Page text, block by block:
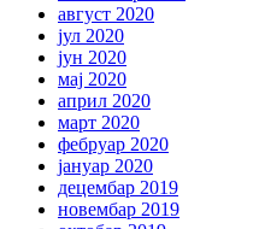
август 2020
јул 2020
јун 2020
мај 2020
април 2020
март 2020
фебруар 2020
јануар 2020
децембар 2019
новембар 2019